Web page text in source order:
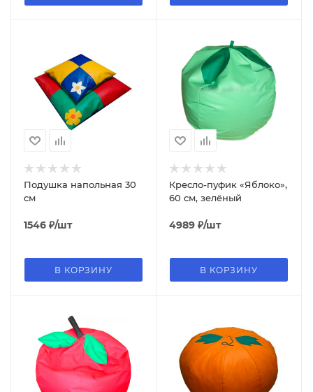
Подушка напольная 30
см
1546 ₽/шт
В КОРЗИНУ
Кресло-пуфик «Яблоко»,
60 см, зелёный
4989 ₽/шт
В КОРЗИНУ